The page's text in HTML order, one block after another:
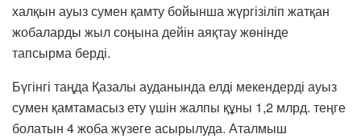
халқын ауыз сумен қамту бойынша жүргізіліп жатқан
жобаларды жыл соңына дейін аяқтау жөнінде
тапсырма берді.
Бүгінгі таңда Қазалы ауданында елді мекендерді ауыз
сумен қамтамасыз ету үшін жалпы құны 1,2 млрд. теңге
болатын 4 жоба жүзеге асырылуда. Аталмыш